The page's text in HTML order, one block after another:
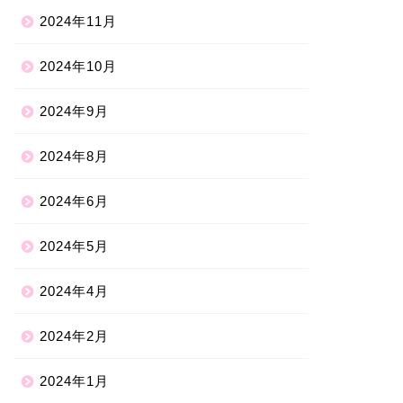
2024年11月
2024年10月
2024年9月
2024年8月
2024年6月
2024年5月
2024年4月
2024年2月
2024年1月